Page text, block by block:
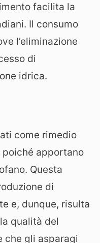
facilita la
Il consumo
l’eliminazione
di
idrica.
come rimedio
poiché apportano
Questa
di
e, dunque, risulta
qualità del
che gli asparagi